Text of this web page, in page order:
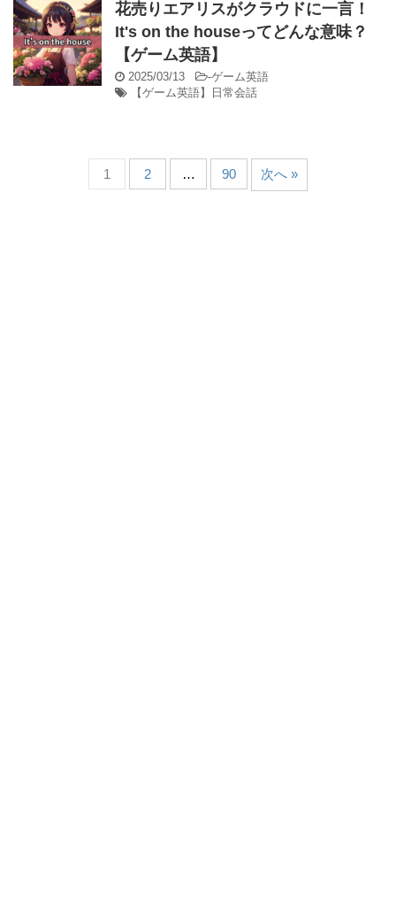
花売りエアリスがクラウドに一言！
It's on the houseってどんな意味？
【ゲーム英語】
2025/03/13 -ゲーム英語
【ゲーム英語】日常会話
1 2 … 90 次へ »